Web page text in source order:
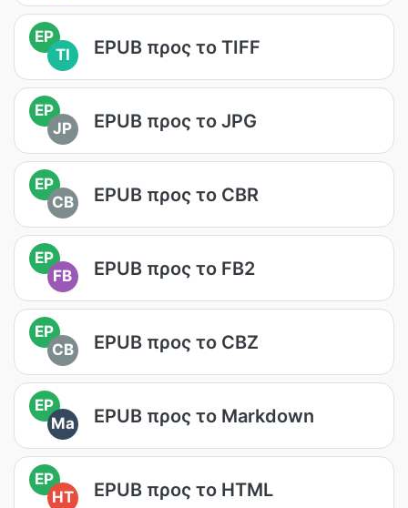
EP
TI
EPUB προς το TIFF
EP
JP
EPUB προς το JPG
EP
CB
EPUB προς το CBR
EP
FB
EPUB προς το FB2
EP
CB
EPUB προς το CBZ
EP
Ma
EPUB προς το Markdown
EP
HT
EPUB προς το HTML